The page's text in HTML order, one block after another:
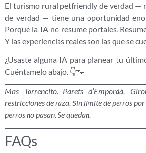
El turismo rural petfriendly de verdad —
de verdad — tiene una oportunidad
Porque la IA no resume portales.
Y las experiencias reales son las que se
¿Usaste alguna IA para planear tu
Cuéntamelo abajo. 👇🐾
Mas Torrencito. Parets d’Empordà,
restricciones de raza. Sin límite de perros
perros no pasan. Se quedan.
FAQs